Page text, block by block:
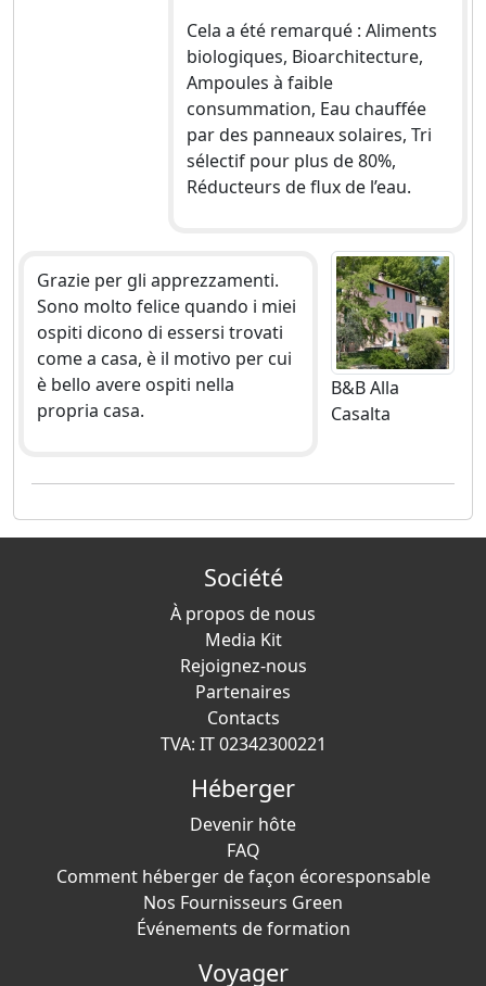
Cela a été remarqué : Aliments
biologiques, Bioarchitecture,
Ampoules à faible
consummation, Eau chauffée
par des panneaux solaires, Tri
sélectif pour plus de 80%,
Réducteurs de flux de l’eau.
Grazie per gli apprezzamenti.
Sono molto felice quando i miei
ospiti dicono di essersi trovati
come a casa, è il motivo per cui
è bello avere ospiti nella
propria casa.
B&B Alla
Casalta
Société
À propos de nous
Media Kit
Rejoignez-nous
Partenaires
Contacts
TVA: IT 02342300221
Héberger
Devenir hôte
FAQ
Comment héberger de façon écoresponsable
Nos Fournisseurs Green
Événements de formation
Voyager